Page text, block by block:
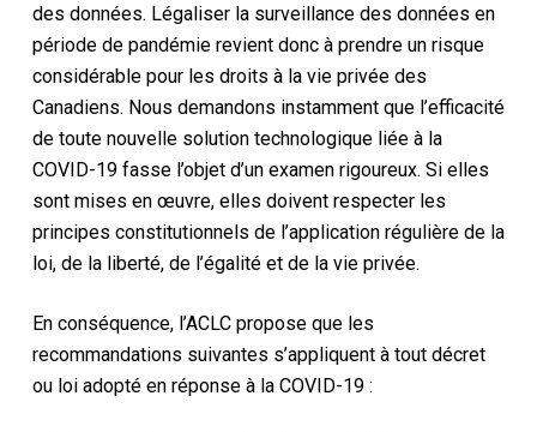
des données. Légaliser la surveillance des données en
période de pandémie revient donc à prendre un risque
considérable pour les droits à la vie privée des
Canadiens. Nous demandons instamment que l’efficacité
de toute nouvelle solution technologique liée à la
COVID-19 fasse l’objet d’un examen rigoureux. Si elles
sont mises en œuvre, elles doivent respecter les
principes constitutionnels de l’application régulière de la
loi, de la liberté, de l’égalité et de la vie privée.
En conséquence, l’ACLC propose que les
recommandations suivantes s’appliquent à tout décret
ou loi adopté en réponse à la COVID-19 :